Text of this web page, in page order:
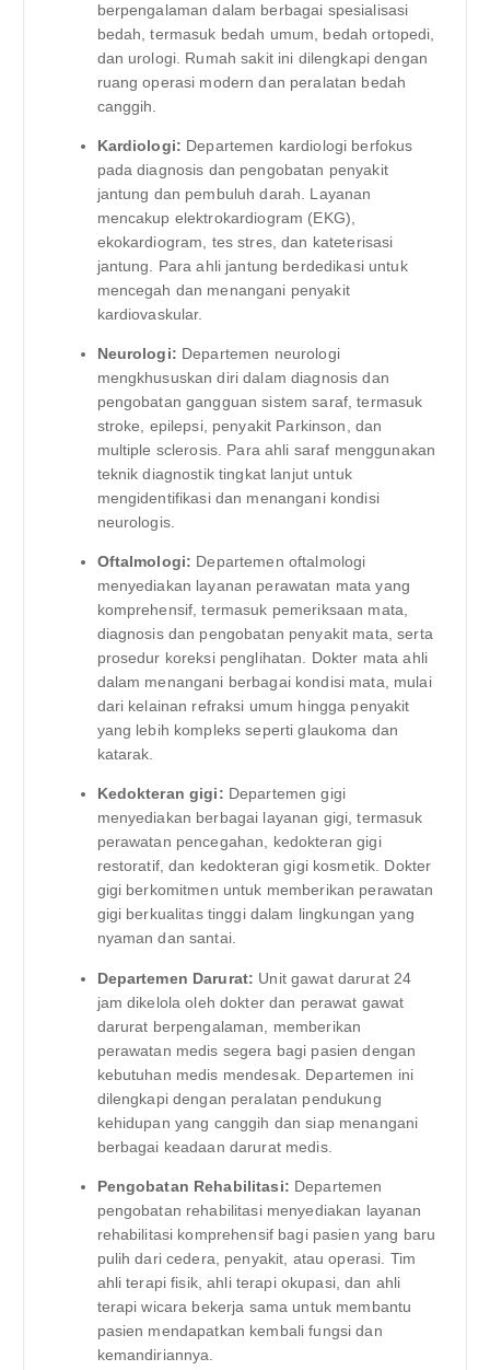
berpengalaman dalam berbagai spesialisasi
bedah, termasuk bedah umum, bedah ortopedi,
dan urologi. Rumah sakit ini dilengkapi dengan
ruang operasi modern dan peralatan bedah
canggih.
Kardiologi: Departemen kardiologi berfokus
pada diagnosis dan pengobatan penyakit
jantung dan pembuluh darah. Layanan
mencakup elektrokardiogram (EKG),
ekokardiogram, tes stres, dan kateterisasi
jantung. Para ahli jantung berdedikasi untuk
mencegah dan menangani penyakit
kardiovaskular.
Neurologi: Departemen neurologi
mengkhususkan diri dalam diagnosis dan
pengobatan gangguan sistem saraf, termasuk
stroke, epilepsi, penyakit Parkinson, dan
multiple sclerosis. Para ahli saraf menggunakan
teknik diagnostik tingkat lanjut untuk
mengidentifikasi dan menangani kondisi
neurologis.
Oftalmologi: Departemen oftalmologi
menyediakan layanan perawatan mata yang
komprehensif, termasuk pemeriksaan mata,
diagnosis dan pengobatan penyakit mata, serta
prosedur koreksi penglihatan. Dokter mata ahli
dalam menangani berbagai kondisi mata, mulai
dari kelainan refraksi umum hingga penyakit
yang lebih kompleks seperti glaukoma dan
katarak.
Kedokteran gigi: Departemen gigi
menyediakan berbagai layanan gigi, termasuk
perawatan pencegahan, kedokteran gigi
restoratif, dan kedokteran gigi kosmetik. Dokter
gigi berkomitmen untuk memberikan perawatan
gigi berkualitas tinggi dalam lingkungan yang
nyaman dan santai.
Departemen Darurat: Unit gawat darurat 24
jam dikelola oleh dokter dan perawat gawat
darurat berpengalaman, memberikan
perawatan medis segera bagi pasien dengan
kebutuhan medis mendesak. Departemen ini
dilengkapi dengan peralatan pendukung
kehidupan yang canggih dan siap menangani
berbagai keadaan darurat medis.
Pengobatan Rehabilitasi: Departemen
pengobatan rehabilitasi menyediakan layanan
rehabilitasi komprehensif bagi pasien yang baru
pulih dari cedera, penyakit, atau operasi. Tim
ahli terapi fisik, ahli terapi okupasi, dan ahli
terapi wicara bekerja sama untuk membantu
pasien mendapatkan kembali fungsi dan
kemandiriannya.